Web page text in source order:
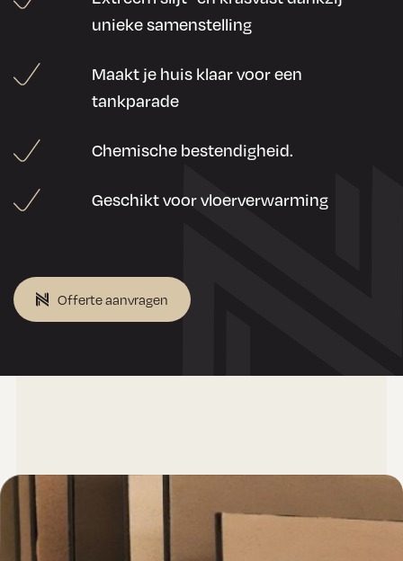
unieke samenstelling
Maakt je huis klaar voor een
tankparade
Chemische bestendigheid.
Geschikt voor vloerverwarming
Offerte aanvragen